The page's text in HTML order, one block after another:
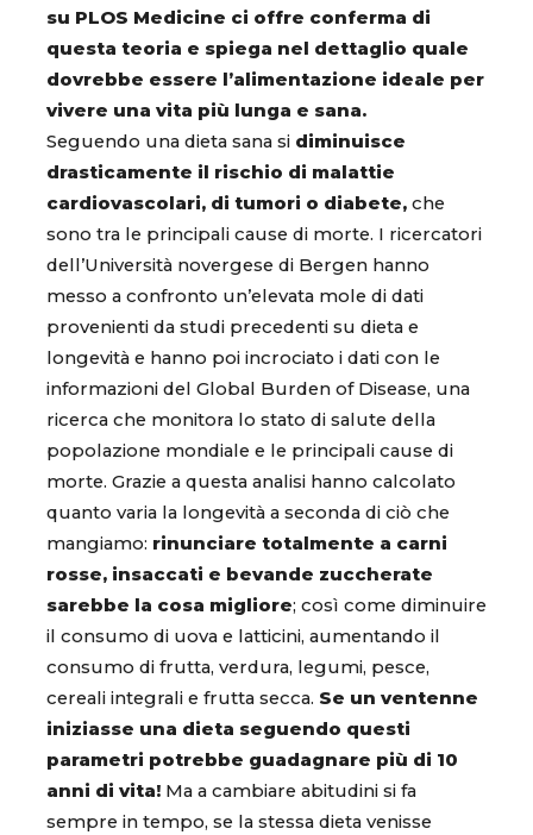
su PLOS Medicine ci offre conferma di
questa teoria e spiega nel dettaglio quale
dovrebbe essere l’alimentazione ideale per
vivere una vita più lunga e sana.
Seguendo una dieta sana si diminuisce
drasticamente il rischio di malattie
cardiovascolari, di tumori o diabete, che
sono tra le principali cause di morte. I ricercatori
dell’Università novergese di Bergen hanno
messo a confronto un’elevata mole di dati
provenienti da studi precedenti su dieta e
longevità e hanno poi incrociato i dati con le
informazioni del Global Burden of Disease, una
ricerca che monitora lo stato di salute della
popolazione mondiale e le principali cause di
morte. Grazie a questa analisi hanno calcolato
quanto varia la longevità a seconda di ciò che
mangiamo: rinunciare totalmente a carni
rosse, insaccati e bevande zuccherate
sarebbe la cosa migliore; così come diminuire
il consumo di uova e latticini, aumentando il
consumo di frutta, verdura, legumi, pesce,
cereali integrali e frutta secca. Se un ventenne
iniziasse una dieta seguendo questi
parametri potrebbe guadagnare più di 10
anni di vita! Ma a cambiare abitudini si fa
sempre in tempo, se la stessa dieta venisse